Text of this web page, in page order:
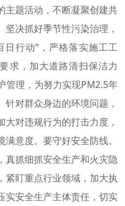
主题活动，不断凝聚创建共
决抓好季节性污染治理，
日行动”，严格落实施工工
求，加大道路清扫保洁力
管理，为努力实现PM2.5年
针对群众身边的环境问题，
大对违规行为的打击力度，
意度。要守好安全防线。
真抓细抓安全生产和火灾隐
紧盯重点行业领域，加大执
实安全生产主体责任，切实